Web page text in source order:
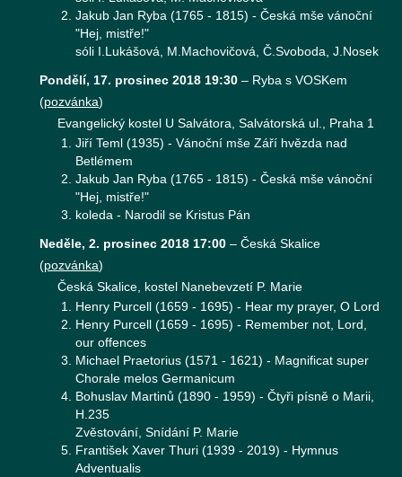
Jakub Jan Ryba (1765 - 1815) - Česká mše vánoční
"Hej, mistře!"
sóli I.Lukášová, M.Machovičová, Č.Svoboda, J.Nosek
Pondělí, 17. prosinec 2018 19:30 – Ryba s VOSKem
(pozvánka)
Evangelický kostel U Salvátora, Salvátorská ul., Praha 1
Jiří Teml (1935) - Vánoční mše Září hvězda nad
Betlémem
Jakub Jan Ryba (1765 - 1815) - Česká mše vánoční
"Hej, mistře!"
koleda - Narodil se Kristus Pán
Neděle, 2. prosinec 2018 17:00 – Česká Skalice
(pozvánka)
Česká Skalice, kostel Nanebevzetí P. Marie
Henry Purcell (1659 - 1695) - Hear my prayer, O Lord
Henry Purcell (1659 - 1695) - Remember not, Lord,
our offences
Michael Praetorius (1571 - 1621) - Magnificat super
Chorale melos Germanicum
Bohuslav Martinů (1890 - 1959) - Čtyři písně o Marii,
H.235
Zvěstování, Snídání P. Marie
František Xaver Thuri (1939 - 2019) - Hymnus
Adventualis